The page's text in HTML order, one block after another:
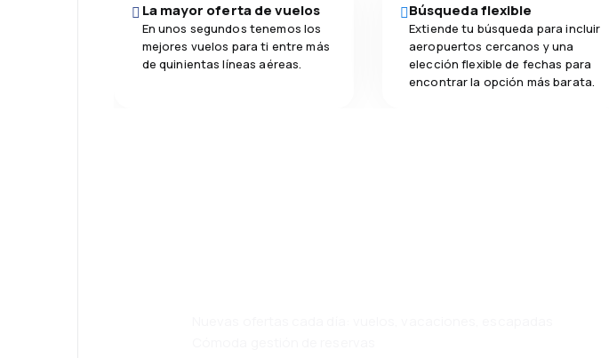
La mayor oferta de vuelos
En unos segundos tenemos los
mejores vuelos para ti entre más
de quinientas líneas aéreas.
Búsqueda flexible
Extiende tu búsqueda para incluir
aeropuertos cercanos y una
elección flexible de fechas para
encontrar la opción más barata.